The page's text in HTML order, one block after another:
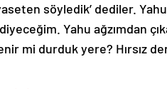
söyledik’ dediler.
Yahu ağzımdan
mi durduk yere? Hırsız